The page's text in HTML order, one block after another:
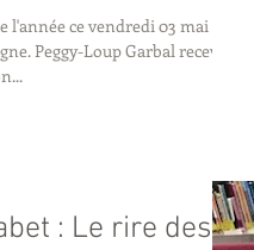
ce vendredi 03 mai à la
: Le rire des